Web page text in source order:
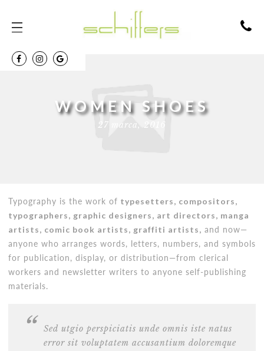
WOMEN SHOES
27 marca, 2016
Typography is the work of typesetters, compositors,
typographers, graphic designers, art directors, manga
artists, comic book artists, graffiti artists, and now—
anyone who arranges words, letters, numbers, and symbols
for publication, display, or distribution—from clerical
workers and newsletter writers to anyone self-publishing
materials.
Sed utgio perspiciatis unde omnis iste natus
error sit voluptatem accusantium doloremque